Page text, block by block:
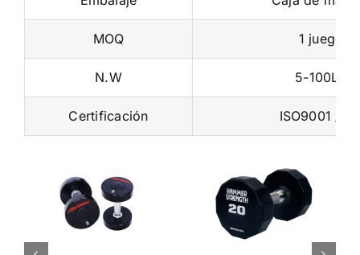
MOQ 1 juego
N.W 5-100LB
Certificación ISO9001 /